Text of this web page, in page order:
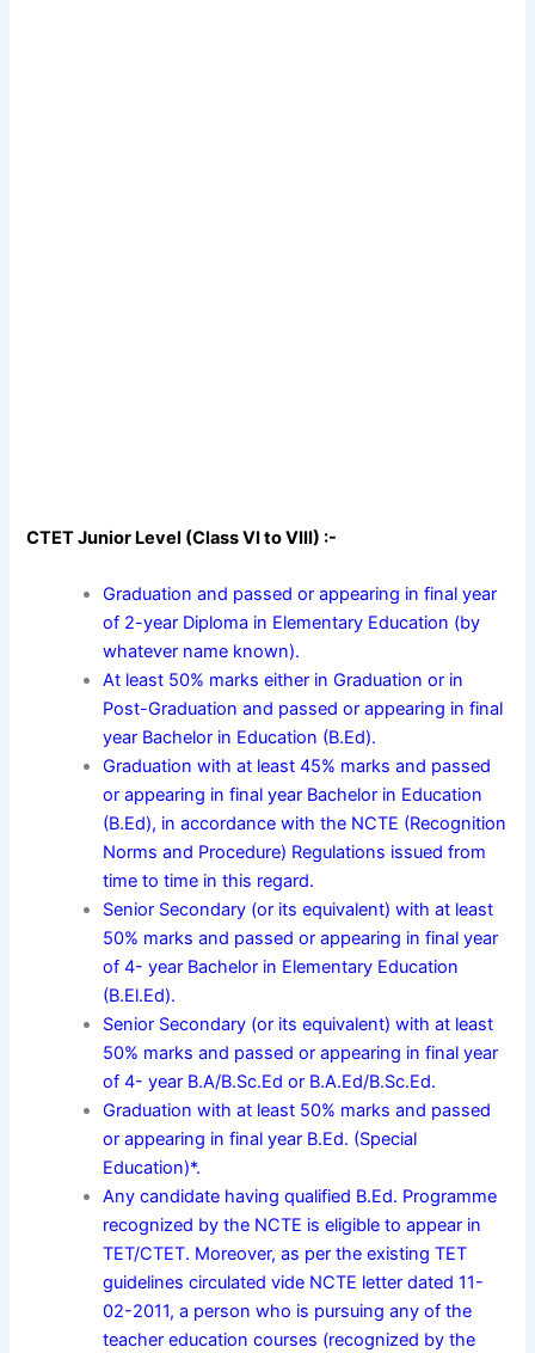
CTET Junior Level (Class VI to VIII) :-
Graduation and passed or appearing in final year
of 2-year Diploma in Elementary Education (by
whatever name known).
At least 50% marks either in Graduation or in
Post-Graduation and passed or appearing in final
year Bachelor in Education (B.Ed).
Graduation with at least 45% marks and passed
or appearing in final year Bachelor in Education
(B.Ed), in accordance with the NCTE (Recognition
Norms and Procedure) Regulations issued from
time to time in this regard.
Senior Secondary (or its equivalent) with at least
50% marks and passed or appearing in final year
of 4- year Bachelor in Elementary Education
(B.El.Ed).
Senior Secondary (or its equivalent) with at least
50% marks and passed or appearing in final year
of 4- year B.A/B.Sc.Ed or B.A.Ed/B.Sc.Ed.
Graduation with at least 50% marks and passed
or appearing in final year B.Ed. (Special
Education)*.
Any candidate having qualified B.Ed. Programme
recognized by the NCTE is eligible to appear in
TET/CTET. Moreover, as per the existing TET
guidelines circulated vide NCTE letter dated 11-
02-2011, a person who is pursuing any of the
teacher education courses (recognized by the